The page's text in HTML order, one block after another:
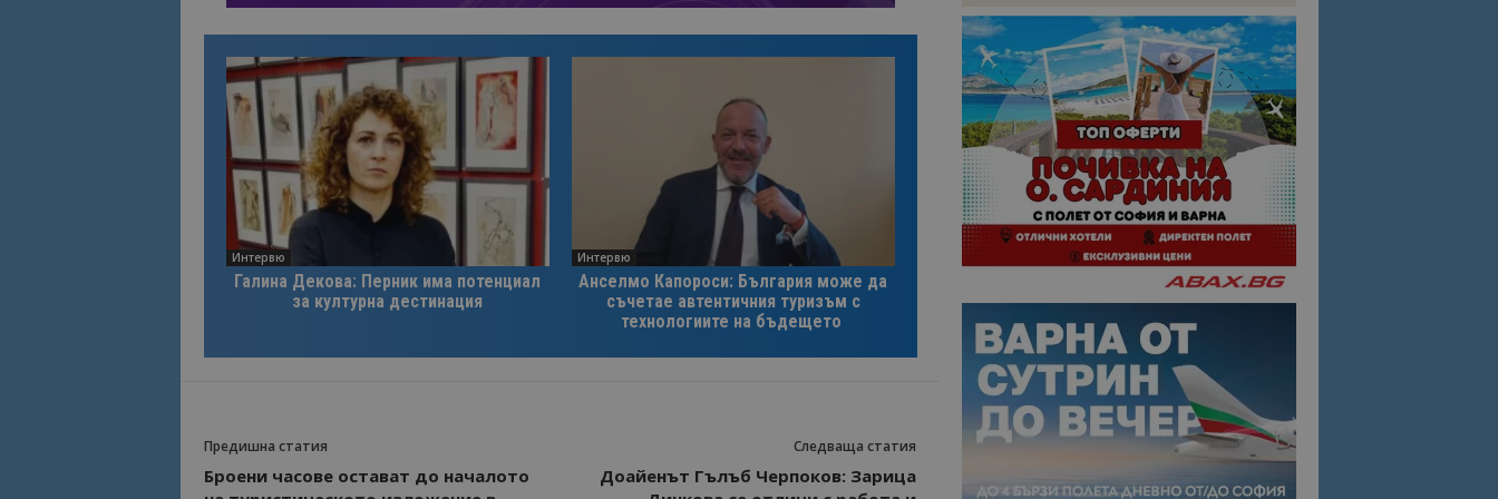
Интервю
Галина Декова: Перник има потенциал
за културна дестинация
Интервю
Анселмо Капороси: България може да
съчетае автентичния туризъм с
технологиите на бъдещето
Предишна статия
Броени часове остават до началото
Следваща статия
Доайенът Гълъб Черпоков: Зарица